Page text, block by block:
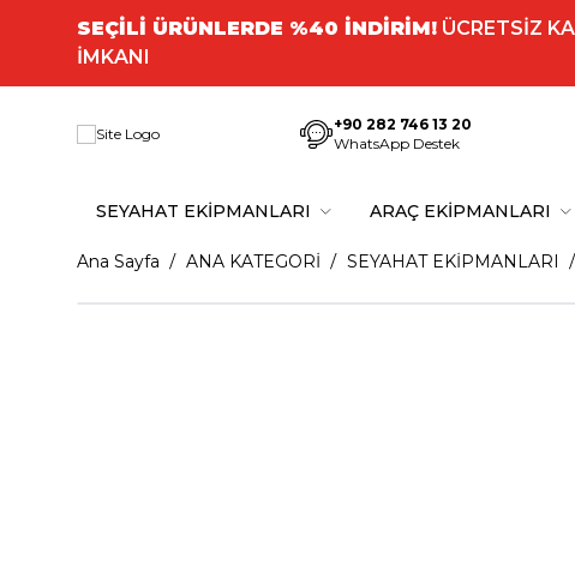
SEÇİLİ ÜRÜNLERDE %40 İNDİRİM! ÜCRETSİZ
İMKANI
+90 282 746 13 20
WhatsApp Destek
SEYAHAT EKİPMANLARI ARAÇ EKİPMANLARI
Ana Sayfa ANA KATEGORİ SEYAHAT EKİPMANLARI